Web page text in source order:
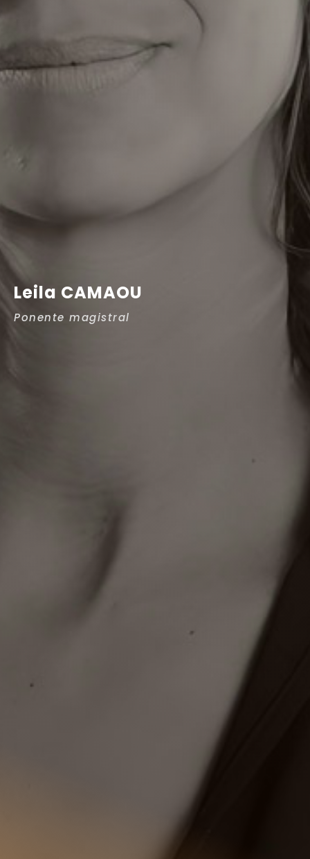
Leila CAMAOU
Ponente magistral